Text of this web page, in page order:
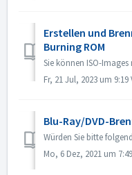
Erstellen und
Burning ROM
Fr, 21 Jul, 2023 um 9:19
Blu-Ray/DVD-
Mo, 6 Dez, 2021 um